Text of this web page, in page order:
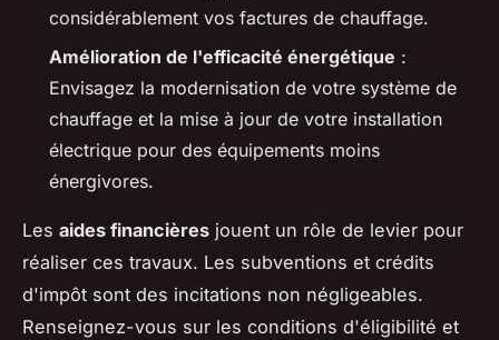
considérablement vos factures de chauffage.
Amélioration de l'efficacité énergétique :
Envisagez la modernisation de votre système de
chauffage et la mise à jour de votre installation
électrique pour des équipements moins
énergivores.
Les aides financières jouent un rôle de levier pour
réaliser ces travaux. Les subventions et crédits
d'impôt sont des incitations non négligeables.
Renseignez-vous sur les conditions d'éligibilité et